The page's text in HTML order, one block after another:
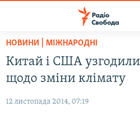
Перейти
основного
матеріалу
до
ПОЛІТИКА
ВІЙНА
НОВИНИ | МІЖНАРОДНІ
Китай і США узгодили
щодо зміни клімату
12 листопада 2014, 07:19